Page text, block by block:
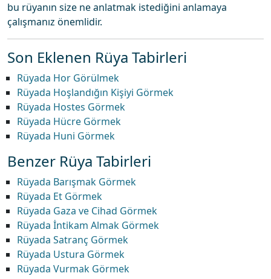
bu rüyanın size ne anlatmak istediğini anlamaya
çalışmanız önemlidir.
Son Eklenen Rüya Tabirleri
Rüyada Hor Görülmek
Rüyada Hoşlandığın Kişiyi Görmek
Rüyada Hostes Görmek
Rüyada Hücre Görmek
Rüyada Huni Görmek
Benzer Rüya Tabirleri
Rüyada Barışmak Görmek
Rüyada Et Görmek
Rüyada Gaza ve Cihad Görmek
Rüyada İntikam Almak Görmek
Rüyada Satranç Görmek
Rüyada Ustura Görmek
Rüyada Vurmak Görmek